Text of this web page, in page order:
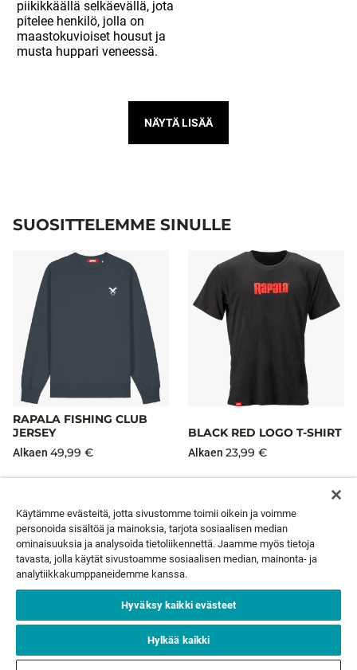
NÄYTÄ LISÄÄ
SUOSITTELEMME SINULLE
RAPALA FISHING CLUB
JERSEY
Alkaen 49,99 €
BLACK RED LOGO T-SHIRT
Alkaen 23,99 €
UUTISKIRJE
ASIAKASPALVELU
Käytämme evästeitä, jotta sivustomme toimii oikein ja voimme
personoida sisältöä ja mainoksia, tarjota sosiaalisen median
ominaisuuksia ja analysoida tietoliikennettä. Jaamme myös tietoja
tavasta, jolla käytät sivustoamme sosiaalisen median, mainonta- ja
analytiikkakumppaneidemme kanssa.
Hyväksy kaikki evästeet
Hylkää kaikki